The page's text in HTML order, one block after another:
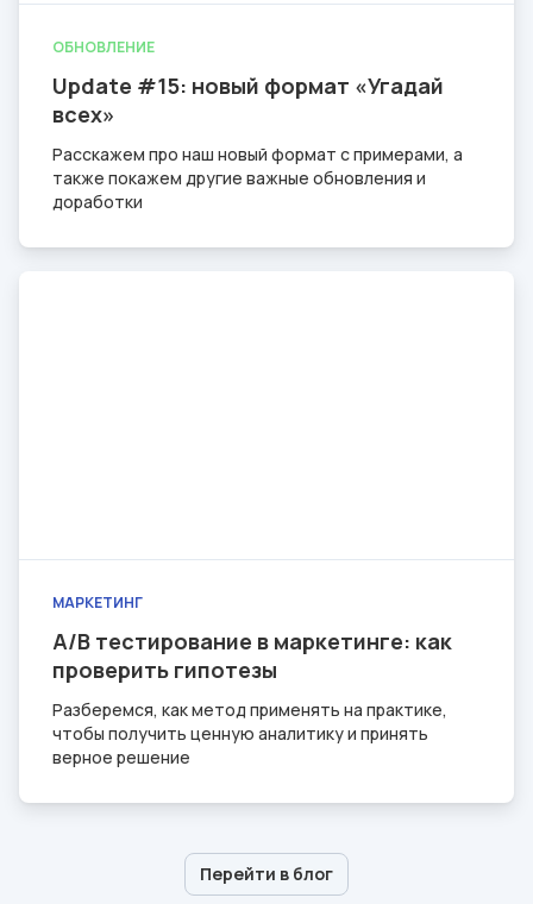
ОБНОВЛЕНИЕ
Update #15: новый формат «Угадай
всех»
Расскажем про наш новый формат с примерами, а
также покажем другие важные обновления и
доработки
МАРКЕТИНГ
A/B тестирование в маркетинге: как
проверить гипотезы
Разберемся, как метод применять на практике,
чтобы получить ценную аналитику и принять
верное решение
Перейти в блог